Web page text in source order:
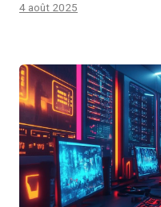
4 août 2025